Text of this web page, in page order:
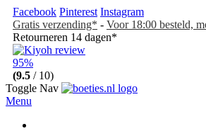
Facebook Pinterest Instagram
Gratis verzending* - Voor 18:00 besteld,
Retourneren 14 dagen*
95%
(9.5 / 10)
Toggle Nav
Menu